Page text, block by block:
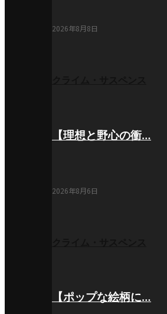
2026年8月8日
【理想と野心の衝…
2026年8月6日
【ポップな絵柄に…